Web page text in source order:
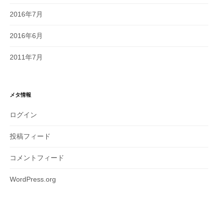
2016年7月
2016年6月
2011年7月
メタ情報
ログイン
投稿フィード
コメントフィード
WordPress.org